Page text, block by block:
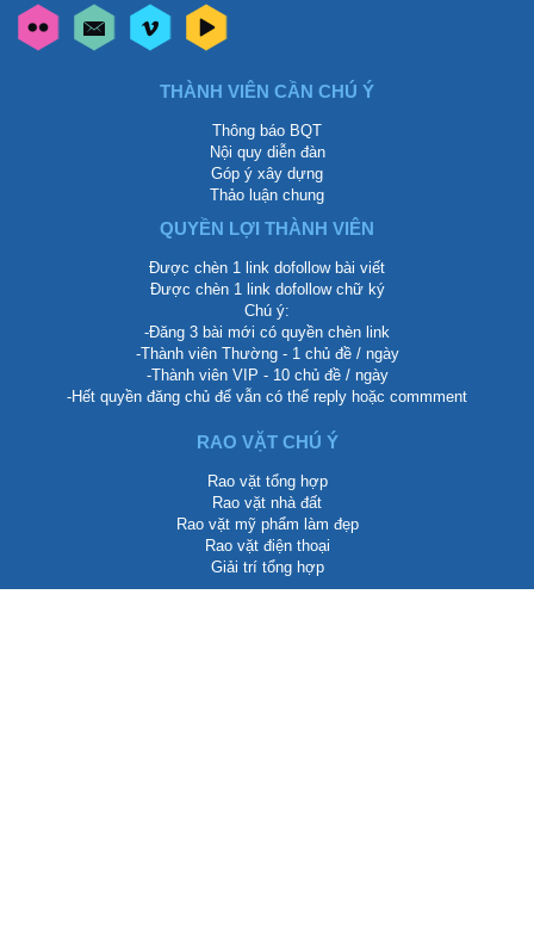
THÀNH VIÊN CẦN CHÚ Ý
Thông báo BQT
Nội quy diễn đàn
Góp ý xây dựng
Thảo luận chung
QUYỀN LỢI THÀNH VIÊN
Được chèn 1 link dofollow bài viết
Được chèn 1 link dofollow chữ ký
Chú ý:
-Đăng 3 bài mới có quyền chèn link
-Thành viên Thường - 1 chủ đề / ngày
-Thành viên VIP - 10 chủ đề / ngày
-Hết quyền đăng chủ để vẫn có thể reply hoặc commment
RAO VẶT CHÚ Ý
Rao vặt tổng hợp
Rao vặt nhà đất
Rao vặt mỹ phẩm làm đẹp
Rao vặt điện thoại
Giải trí tổng hợp